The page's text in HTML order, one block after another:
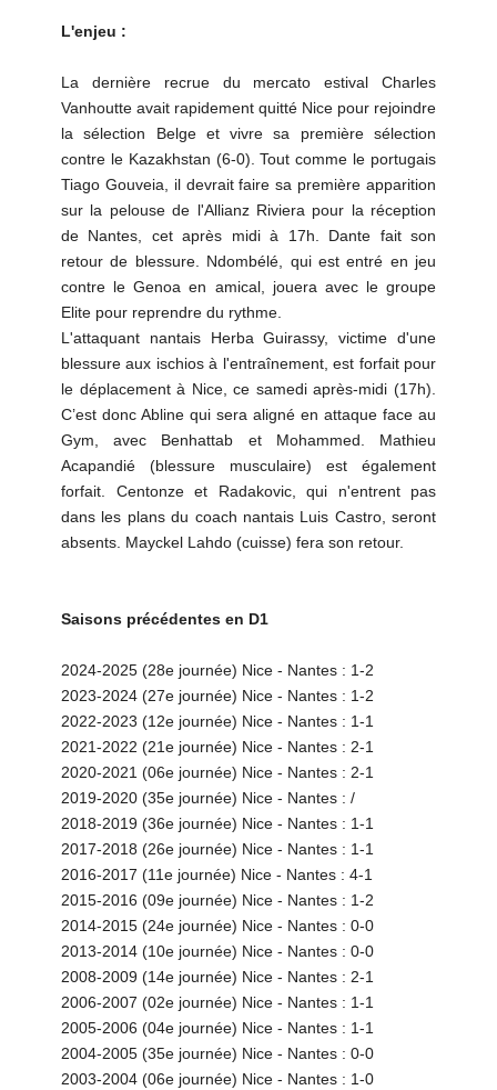
L'enjeu :
La dernière recrue du mercato estival Charles
Vanhoutte avait rapidement quitté Nice pour rejoindre
la sélection Belge et vivre sa première sélection
contre le Kazakhstan (6-0). Tout comme le portugais
Tiago Gouveia, il devrait faire sa première apparition
sur la pelouse de l'Allianz Riviera pour la réception
de Nantes, cet après midi à 17h. Dante fait son
retour de blessure. Ndombélé, qui est entré en jeu
contre le Genoa en amical, jouera avec le groupe
Elite pour reprendre du rythme.
L'attaquant nantais Herba Guirassy, victime d'une
blessure aux ischios à l'entraînement, est forfait pour
le déplacement à Nice, ce samedi après-midi (17h).
C’est donc Abline qui sera aligné en attaque face au
Gym, avec Benhattab et Mohammed. Mathieu
Acapandié (blessure musculaire) est également
forfait. Centonze et Radakovic, qui n'entrent pas
dans les plans du coach nantais Luis Castro, seront
absents. Mayckel Lahdo (cuisse) fera son retour.
Saisons précédentes en D1
2024-2025 (28e journée) Nice - Nantes : 1-2
2023-2024 (27e journée) Nice - Nantes : 1-2
2022-2023 (12e journée) Nice - Nantes : 1-1
2021-2022 (21e journée) Nice - Nantes : 2-1
2020-2021 (06e journée) Nice - Nantes : 2-1
2019-2020 (35e journée) Nice - Nantes : /
2018-2019 (36e journée) Nice - Nantes : 1-1
2017-2018 (26e journée) Nice - Nantes : 1-1
2016-2017 (11e journée) Nice - Nantes : 4-1
2015-2016 (09e journée) Nice - Nantes : 1-2
2014-2015 (24e journée) Nice - Nantes : 0-0
2013-2014 (10e journée) Nice - Nantes : 0-0
2008-2009 (14e journée) Nice - Nantes : 2-1
2006-2007 (02e journée) Nice - Nantes : 1-1
2005-2006 (04e journée) Nice - Nantes : 1-1
2004-2005 (35e journée) Nice - Nantes : 0-0
2003-2004 (06e journée) Nice - Nantes : 1-0